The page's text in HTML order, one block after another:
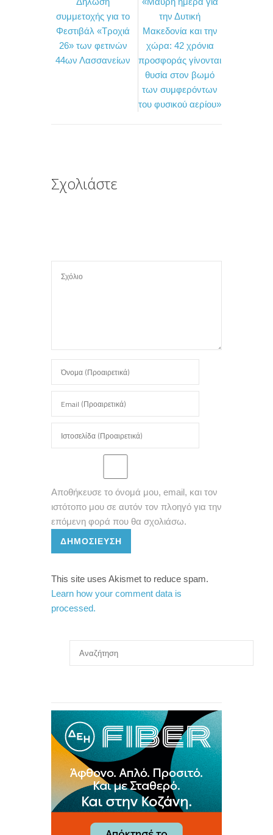
e
b
o
o
t
t
e
r
α
σ
τ
συμμετοχής για το
Φεστιβάλ «Τροχιά
26» των φετινών
44ων Λασσανείων
την Δυτική
Μακεδονία και την
χώρα: 42 χρόνια
προσφοράς γίνονται
θυσία στον βωμό
των συμφερόντων
του φυσικού αερίου»
Σχολιάστε
Αποθήκευσε το όνομά μου, email, και τον
ιστότοπο μου σε αυτόν τον πλοηγό για την
επόμενη φορά που θα σχολιάσω.
ΔΗΜΟΣΊΕΥΣΗ
This site uses Akismet to reduce spam.
Learn how your comment data is
processed.